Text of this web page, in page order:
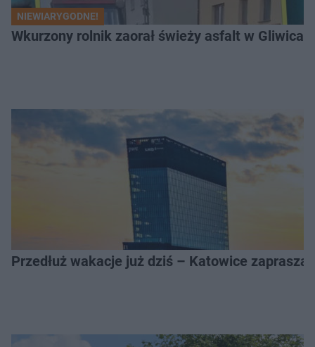
NIEWIARYGODNE!
Wkurzony rolnik zaorał świeży asfalt w
Przedłuż wakacje już dziś – Katowice